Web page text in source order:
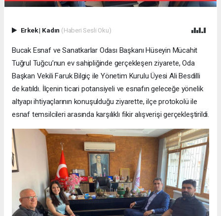
Erkek| Kadın (Haberi Sesli Oku)
Bucak Esnaf ve Sanatkarlar Odası Başkanı Hüseyin Mücahit
Tuğrul Tuğcu’nun ev sahipliğinde gerçekleşen ziyarete, Oda
Başkan Vekili Faruk Bilgiç ile Yönetim Kurulu Üyesi Ali Besdilli
de katıldı. İlçenin ticari potansiyeli ve esnafın geleceğe yönelik
altyapı ihtiyaçlarının konuşulduğu ziyarette, ilçe protokolü ile
esnaf temsilcileri arasında karşılıklı fikir alışverişi gerçekleştirildi.